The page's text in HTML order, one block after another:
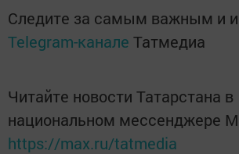
Следите за самым важным и
Telegram-канале Татмедиа
Читайте новости Татарстана в
национальном мессенджере
https://max.ru/tatmedia